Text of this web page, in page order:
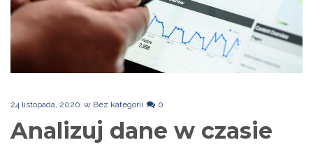
24 listopada, 2020 w Bez kategorii 0
Analizuj dane w czasie